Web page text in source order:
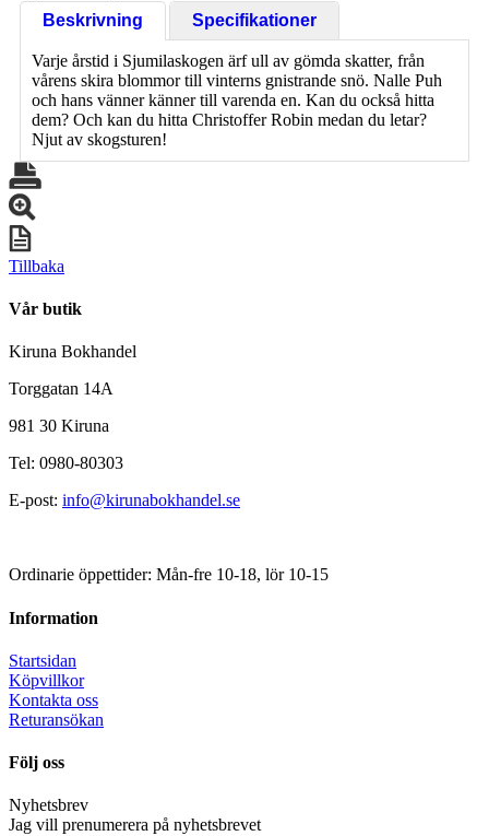
Beskrivning
Specifikationer
Varje årstid i Sjumilaskogen ärf ull av gömda skatter, från
vårens skira blommor till vinterns gnistrande snö. Nalle Puh
och hans vänner känner till varenda en. Kan du också hitta
dem? Och kan du hitta Christoffer Robin medan du letar?
Njut av skogsturen!
Tillbaka
Vår butik
Kiruna Bokhandel
Torggatan 14A
981 30 Kiruna
Tel: 0980-80303
E-post: info@kirunabokhandel.se
Ordinarie öppettider: Mån-fre 10-18, lör 10-15
Information
Startsidan
Köpvillkor
Kontakta oss
Returansökan
Följ oss
Nyhetsbrev
Jag vill prenumerera på nyhetsbrevet